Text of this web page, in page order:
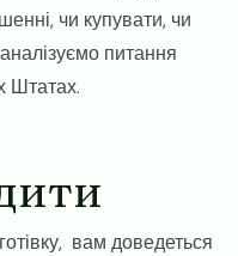
чи купувати, чи
питання
Штатах.
вам доведеться